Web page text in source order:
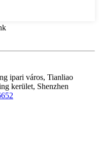
ipari város, Tianliao
kerület, Shenzhen